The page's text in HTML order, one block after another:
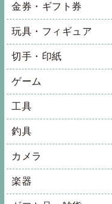
金券・ギフト券
玩具・フィギュア
切手・印紙
ゲーム
工具
釣具
カメラ
楽器